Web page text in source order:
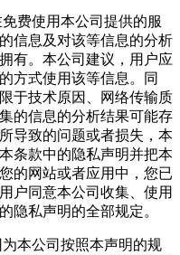
费使用本公司提供的服
信息及对该等信息的分析
有。本公司建议，用户应
方式使用该等信息。同
于技术原因、网络传输质
的信息的分析结果可能存
导致的问题或者损失，本
条款中的隐私声明并把本
的网站或者应用中，您已
户同意本公司收集、使用
隐私声明的全部规定。
本公司按照本声明的规